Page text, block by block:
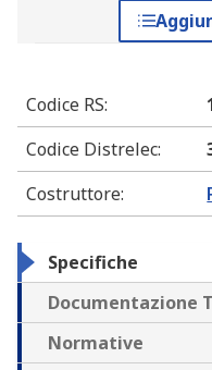
Codice RS:
Codice Distrelec:
Costruttore:
Specifiche
Documentazione
Normative